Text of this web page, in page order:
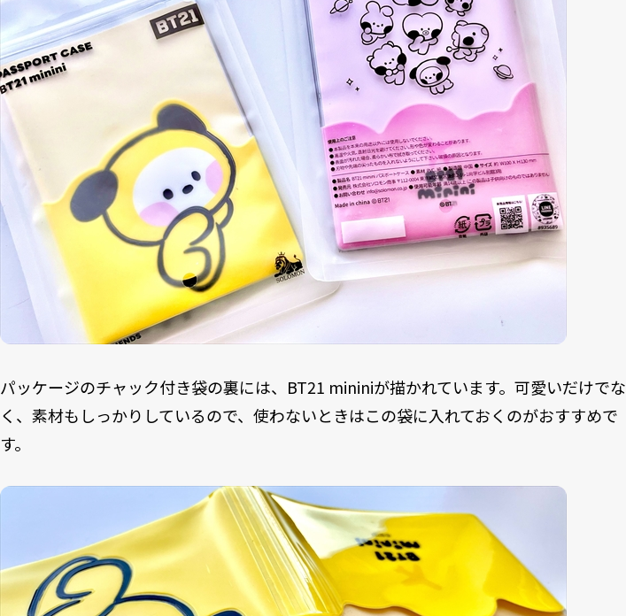
パッケージのチャック付き袋の裏には、BT21 mininiが描かれています。可愛いだけでな
く、素材もしっかりしているので、使わないときはこの袋に入れておくのがおすすめで
す。